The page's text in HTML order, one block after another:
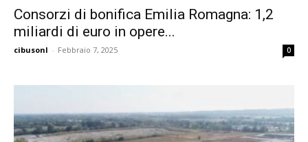
Consorzi di bonifica Emilia Romagna: 1,2
miliardi di euro in opere...
cibusonl - Febbraio 7, 2025 0